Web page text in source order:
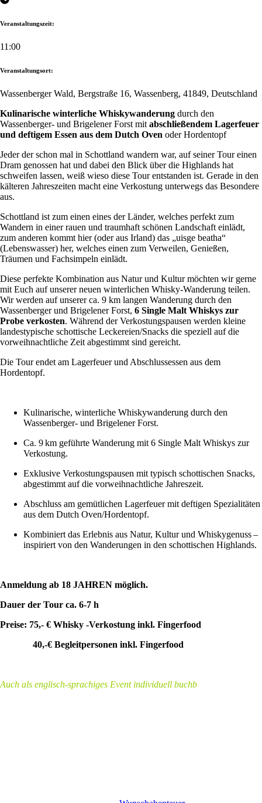
Veranstaltungszeit:
11:00
Veranstaltungsort:
Wassenberger Wald, Bergstraße 16, Wassenberg, 41849, Deutschland
Kulinarische winterliche Whiskywanderung durch den
Wassenberger- und Brigelener Forst mit abschließendem Lagerfeuer
und deftigem Essen aus dem Dutch Oven oder Hordentopf
Jeder der schon mal in Schottland wandern war, auf seiner Tour einen
Dram genossen hat und dabei den Blick über die Highlands hat
schweifen lassen, weiß wieso diese Tour entstanden ist. Gerade in den
kälteren Jahreszeiten macht eine Verkostung unterwegs das Besondere
aus.
Schottland ist zum einen eines der Länder, welches perfekt zum
Wandern in einer rauen und traumhaft schönen Landschaft einlädt,
zum anderen kommt hier (oder aus Irland) das „uisge beatha“
(Lebenswasser) her, welches einen zum Verweilen, Genießen,
Träumen und Fachsimpeln einlädt.
Diese perfekte Kombination aus Natur und Kultur möchten wir gerne
mit Euch auf unserer neuen winterlichen Whisky-Wanderung teilen.
Wir werden auf unserer ca. 9 km langen Wanderung durch den
Wassenberger und Brigelener Forst, 6 Single Malt Whiskys zur
Probe verkosten. Während der Verkostungspausen werden kleine
landestypische schottische Leckereien/Snacks die speziell auf die
vorweihnachtliche Zeit abgestimmt sind gereicht.
Die Tour endet am Lagerfeuer und Abschlussessen aus dem
Hordentopf.
Kulinarische, winterliche Whiskywanderung durch den
Wassenberger- und Brigelener Forst.
Ca. 9 km geführte Wanderung mit 6 Single Malt Whiskys zur
Verkostung.
Exklusive Verkostungspausen mit typisch schottischen Snacks,
abgestimmt auf die vorweihnachtliche Jahreszeit.
Abschluss am gemütlichen Lagerfeuer mit deftigen Spezialitäten
aus dem Dutch Oven/Hordentopf.
Kombiniert das Erlebnis aus Natur, Kultur und Whiskygenuss –
inspiriert von den Wanderungen in den schottischen Highlands.
Anmeldung ab 18 JAHREN möglich.
Dauer der Tour ca. 6-7 h
Preise: 75,- € Whisky -Verkostung inkl. Fingerfood
40,-€ Begleitpersonen inkl. Fingerfood
Auch als englisch-sprachiges Event individuell buchb